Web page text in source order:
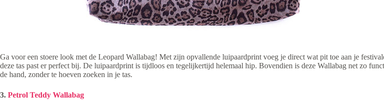
Ga voor een stoere look met de Leopard Wallabag! Met zijn opvallende luipaardprint voeg je direct wat pit toe aan je
deze tas past er perfect bij. De luipaardprint is tijdloos en tegelijkertijd helemaal hip. Bovendien is deze Wallabag net zo
de hand, zonder te hoeven zoeken in je tas.
3. Petrol Teddy Wallabag